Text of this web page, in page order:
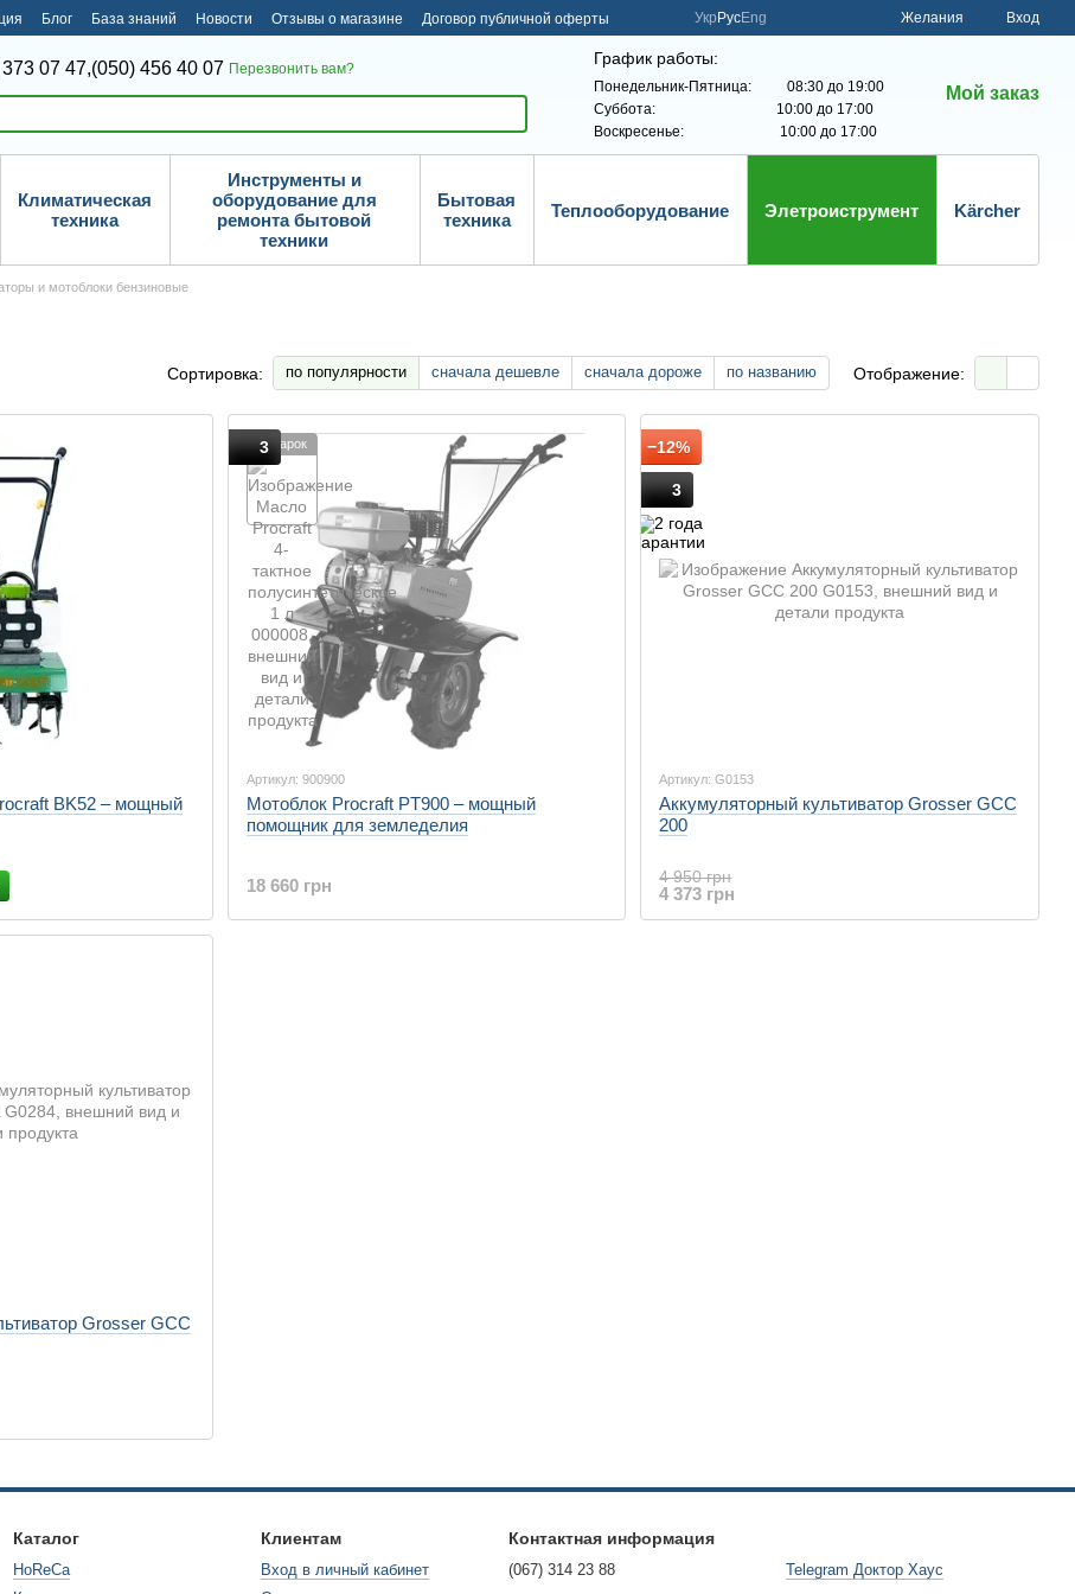
Блог База знаний Новости Отзывы о магазине Договор публичной оферты Укр РусEng Желания Вход
07 47,(050) 456 40 07 Перезвонить вам?
График работы:
Понедельник-Пятница: 08:30 до 19:00
Суббота: 10:00 до 17:00
Воскресенье: 10:00 до 17:00
Мой заказ
Климатическая
техника
Инструменты и
оборудование для
ремонта бытовой
техники
Бытовая
техника
Теплооборудование Элетроиструмент Kärcher
и мотоблоки бензиновые
Сортировка: по популярности сначала дешевле сначала дороже по названию Отображение:
BK52 – мощный
Подарок
3
Артикул: 900900
Мотоблок Procraft PT900 – мощный
помощник для земледелия
18 660 грн
−12%
3
Артикул: G0153
Аккумуляторный культиватор Grosser GCC
200
4 950 грн
4 373 грн
Grosser GCC
Каталог
HoReCa
Клиентам
Вход в личный кабинет
Контактная информация
(067) 314 23 88
Telegram Доктор Хаус